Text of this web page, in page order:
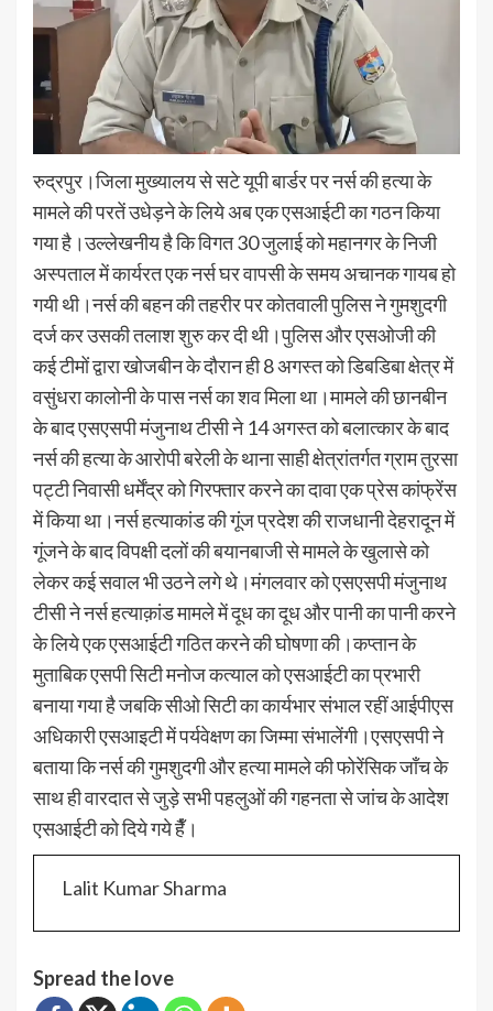
रुद्रपुर।जिला मुख्यालय से सटे यूपी बार्डर पर नर्स की हत्या के
मामले की परतें उधेड़ने के लिये अब एक एसआईटी का गठन किया
गया है।उल्लेखनीय है कि विगत 30 जुलाई को महानगर के निजी
अस्पताल में कार्यरत एक नर्स घर वापसी के समय अचानक गायब हो
गयी थी।नर्स की बहन की तहरीर पर कोतवाली पुलिस ने गुमशुदगी
दर्ज कर उसकी तलाश शुरु कर दी थी।पुलिस और एसओजी की
कई टीमों द्वारा खोजबीन के दौरान ही 8 अगस्त को डिबडिबा क्षेत्र में
वसुंधरा कालोनी के पास नर्स का शव मिला था।मामले की छानबीन
के बाद एसएसपी मंजुनाथ टीसी ने 14 अगस्त को बलात्कार के बाद
नर्स की हत्या के आरोपी बरेली के थाना साही क्षेत्रांतर्गत ग्राम तुरसा
पट्टी निवासी धर्मेंद्र को गिरफ्तार करने का दावा एक प्रेस कांफ्रेंस
में किया था।नर्स हत्याकांड की गूंज प्रदेश की राजधानी देहरादून में
गूंजने के बाद विपक्षी दलों की बयानबाजी से मामले के खुलासे को
लेकर कई सवाल भी उठने लगे थे।मंगलवार को एसएसपी मंजुनाथ
टीसी ने नर्स हत्याक़ांड मामले में दूध का दूध और पानी का पानी करने
के लिये एक एसआईटी गठित करने की घोषणा की।कप्तान के
मुताबिक एसपी सिटी मनोज कत्याल को एसआईटी का प्रभारी
बनाया गया है जबकि सीओ सिटी का कार्यभार संभाल रहीं आईपीएस
अधिकारी एसआइटी में पर्यवेक्षण का जिम्मा संभालेंगी।एसएसपी ने
बताया कि नर्स की गुमशुदगी और हत्या मामले की फोरेंसिक जाँच के
साथ ही वारदात से जुड़े सभी पहलुओं की गहनता से जांच के आदेश
एसआईटी को दिये गये हैँ।
Lalit Kumar Sharma
Spread the love